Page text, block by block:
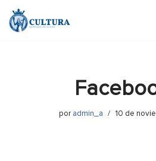
Saltar
por admin_a 10 de